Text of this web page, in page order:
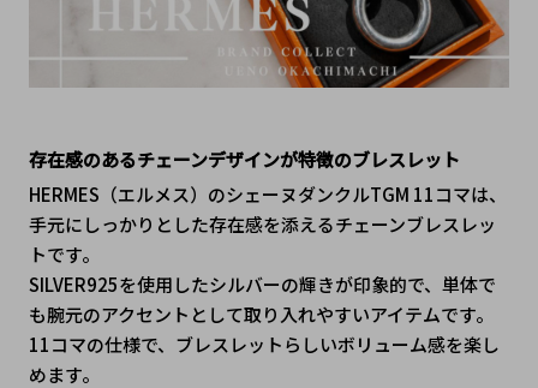
存在感のあるチェーンデザインが特徴のブレスレット
HERMES（エルメス）のシェーヌダンクルTGM 11コマは、
手元にしっかりとした存在感を添えるチェーンブレスレッ
トです。
SILVER925を使用したシルバーの輝きが印象的で、単体で
も腕元のアクセントとして取り入れやすいアイテムです。
11コマの仕様で、ブレスレットらしいボリューム感を楽し
めます。